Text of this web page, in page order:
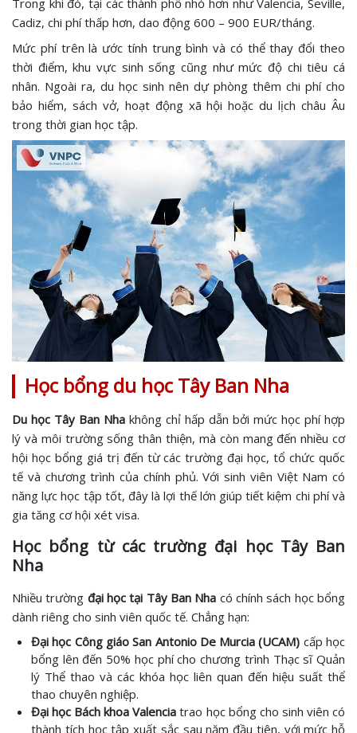
Cadiz, chi phí thấp hơn, dao động 600 – 900 EUR/tháng.
Mức phí trên là ước tính trung bình và có thể thay đổi theo
thời điểm, khu vực sinh sống cũng như mức độ chi tiêu cá
nhân. Ngoài ra, du học sinh nên dự phòng thêm chi phí cho
bảo hiểm, sách vở, hoạt động xã hội hoặc du lịch châu Âu
trong thời gian học tập.
Học bổng du học Tây Ban Nha
Du học Tây Ban Nha không chỉ hấp dẫn bởi mức học phí hợp
lý và môi trường sống thân thiện, mà còn mang đến nhiều cơ
hội học bổng giá trị đến từ các trường đại học, tổ chức quốc
tế và chương trình của chính phủ. Với sinh viên Việt Nam có
năng lực học tập tốt, đây là lợi thế lớn giúp tiết kiệm chi phí và
gia tăng cơ hội xét visa.
Học bổng từ các trường đại học Tây Ban
Nha
Nhiều trường đại học tại Tây Ban Nha có chính sách học bổng
dành riêng cho sinh viên quốc tế. Chẳng hạn:
Đại học Công giáo San Antonio De Murcia (UCAM) cấp học
bổng lên đến 50% học phí cho chương trình Thạc sĩ Quản
lý Thể thao và các khóa học liên quan đến hiệu suất thể
thao chuyên nghiệp.
Đại học Bách khoa Valenciatrao học bổng cho sinh viên có
thành tích học tập xuất sắc sau năm đầu tiên, với mức hỗ